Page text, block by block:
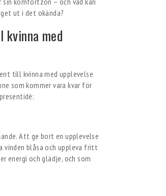
ut i det okända?
med
till kvinna med upplevelse
som kommer vara kvar för
Att ge bort en upplevelse
blåsa och uppleva fritt
energi och glädje, och som